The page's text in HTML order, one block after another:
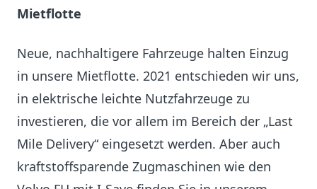
Mietflotte
Neue, nachhaltigere Fahrzeuge halten Einzug
in unsere Mietflotte. 2021 entschieden wir uns,
in elektrische leichte Nutzfahrzeuge zu
investieren, die vor allem im Bereich der „Last
Mile Delivery“ eingesetzt werden. Aber auch
kraftstoffsparende Zugmaschinen wie den